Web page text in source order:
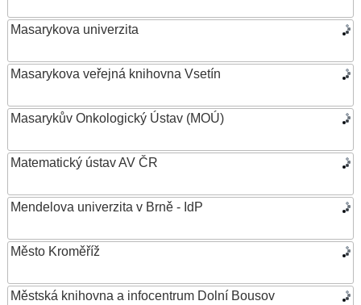
Masarykova univerzita
Masarykova veřejná knihovna Vsetín
Masarykův Onkologický Ústav (MOÚ)
Matematický ústav AV ČR
Mendelova univerzita v Brně - IdP
Město Kroměříž
Městská knihovna a infocentrum Dolní Bousov